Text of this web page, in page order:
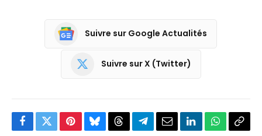
Suivre sur Google Actualités
Suivre sur X (Twitter)
Facebook
TwitterPinterestBlueskyThreadsPartagerEmailLinkedInWhatsApp